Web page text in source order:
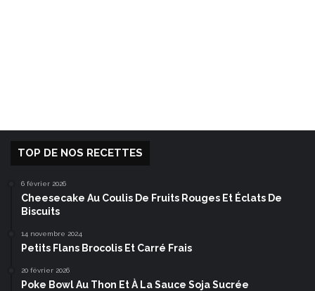
TOP DE NOS RECETTES
6 février 2026
Cheesecake Au Coulis De Fruits Rouges Et Éclats De
Biscuits
14 novembre 2024
Petits Flans Brocolis Et Carré Frais
20 février 2026
Poke Bowl Au Thon Et À La Sauce Soja Sucrée